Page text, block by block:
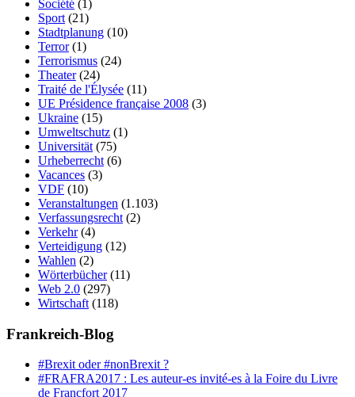
Société (1)
Sport (21)
Stadtplanung (10)
Terror(1)
Terrorismus (24)
Theater(24)
Traité de l'Élysée (11)
UE Présidence française 2008 (3)
Ukraine (15)
Umweltschutz (1)
Universität (75)
Urheberrecht (6)
Vacances (3)
VDF (10)
Veranstaltungen (1.103)
Verfassungsrecht (2)
Verkehr(4)
Verteidigung (12)
Wahlen (2)
Wörterbücher(11)
Web 2.0 (297)
Wirtschaft (118)
Frankreich-Blog
#Brexit oder #nonBrexit ?
#FRAFRA2017 : Les auteur-es invité-es à la Foire du Livre
de Francfort 2017